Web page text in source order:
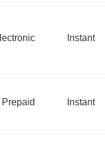
Instant
Instant